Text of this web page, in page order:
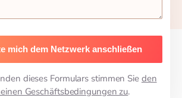
dieses Formulars stimmen Sie den
Geschäftsbedingungen zu.